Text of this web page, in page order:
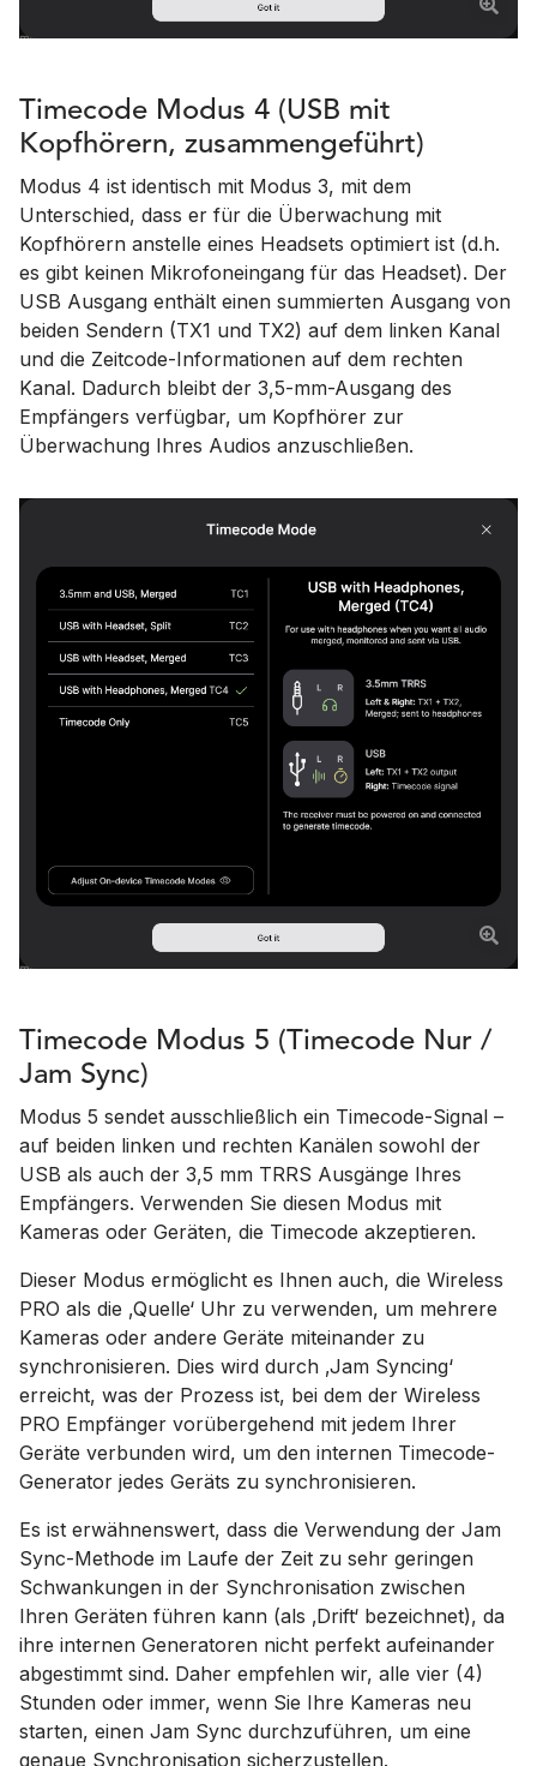
Timecode Modus 4 (USB mit
Kopfhörern, zusammengeführt)
Modus 4 ist identisch mit Modus 3, mit dem
Unterschied, dass er für die Überwachung mit
Kopfhörern anstelle eines Headsets optimiert ist (d.h.
es gibt keinen Mikrofoneingang für das Headset). Der
USB Ausgang enthält einen summierten Ausgang von
beiden Sendern (TX1 und TX2) auf dem linken Kanal
und die Zeitcode-Informationen auf dem rechten
Kanal. Dadurch bleibt der 3,5-mm-Ausgang des
Empfängers verfügbar, um Kopfhörer zur
Überwachung Ihres Audios anzuschließen.
Timecode Modus 5 (Timecode Nur /
Jam Sync)
Modus 5 sendet ausschließlich ein Timecode-Signal –
auf beiden linken und rechten Kanälen sowohl der
USB als auch der 3,5 mm TRRS Ausgänge Ihres
Empfängers. Verwenden Sie diesen Modus mit
Kameras oder Geräten, die Timecode akzeptieren.
Dieser Modus ermöglicht es Ihnen auch, die Wireless
PRO als die ‚Quelle‘ Uhr zu verwenden, um mehrere
Kameras oder andere Geräte miteinander zu
synchronisieren. Dies wird durch ‚Jam Syncing‘
erreicht, was der Prozess ist, bei dem der Wireless
PRO Empfänger vorübergehend mit jedem Ihrer
Geräte verbunden wird, um den internen Timecode-
Generator jedes Geräts zu synchronisieren.
Es ist erwähnenswert, dass die Verwendung der Jam
Sync-Methode im Laufe der Zeit zu sehr geringen
Schwankungen in der Synchronisation zwischen
Ihren Geräten führen kann (als ‚Drift‘ bezeichnet), da
ihre internen Generatoren nicht perfekt aufeinander
abgestimmt sind. Daher empfehlen wir, alle vier (4)
Stunden oder immer, wenn Sie Ihre Kameras neu
starten, einen Jam Sync durchzuführen, um eine
genaue Synchronisation sicherzustellen.